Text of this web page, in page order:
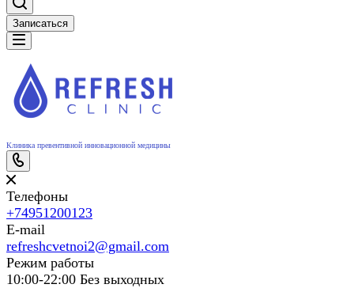
Записаться
Клиника превентивной инновационной медицины
Телефоны
+74951200123
E-mail
refreshcvetnoi2@gmail.com
Режим работы
10:00-22:00 Без выходных